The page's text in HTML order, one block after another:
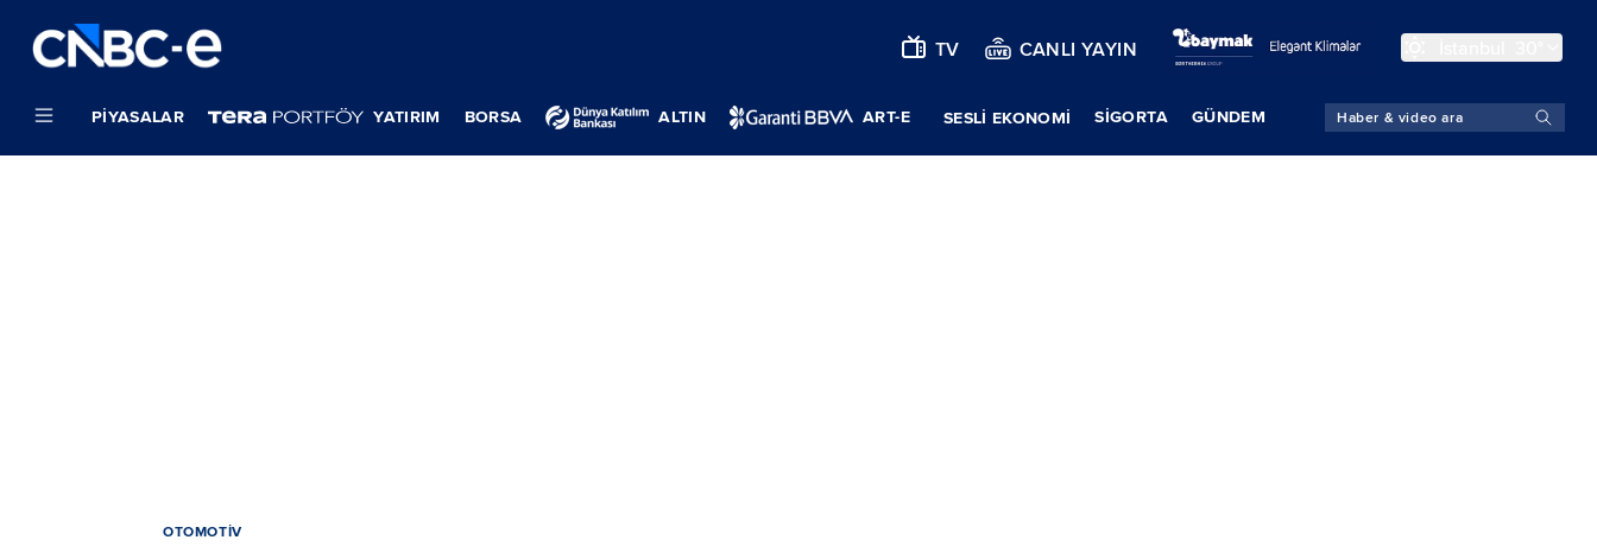
TV CANLI YAYIN
PIYASALAR YATIRIM BORSA ALTIN ART-E SESLİ EKONOMİ SIGORTA GÜNDEM
OTOMOTIV